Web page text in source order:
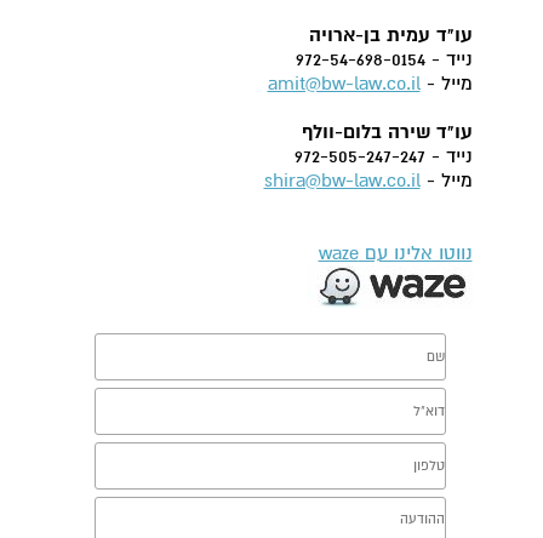
עו"ד עמית בן-ארויה
נייד - 972-54-698-0154
מייל -amit@bw-law.co.il
עו"ד שירה בלום-וולף
נייד - 972-505-247-247
מייל -shira@bw-law.co.il
נווטו אלינו עם waze